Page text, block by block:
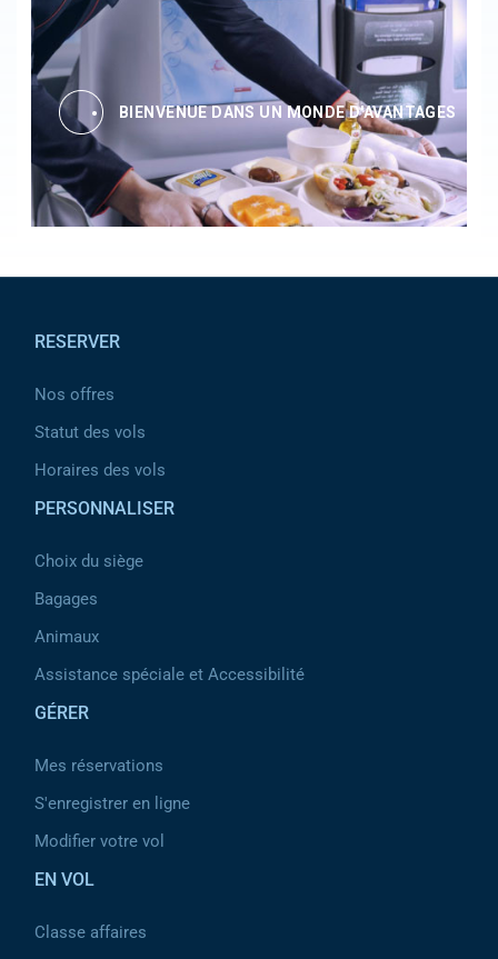
BIENVENUE DANS UN MONDE D'AVANTAGES
RESERVER
Nos offres
Statut des vols
Horaires des vols
PERSONNALISER
Choix du siège
Bagages
Animaux
Assistance spéciale et Accessibilité
GÉRER
Mes réservations
S'enregistrer en ligne
Modifier votre vol
EN VOL
Classe affaires